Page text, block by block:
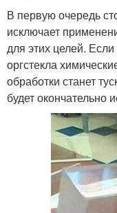
В первую очередь
исключает
для этих целей.
оргстекла
обработки станет
будет окончательно